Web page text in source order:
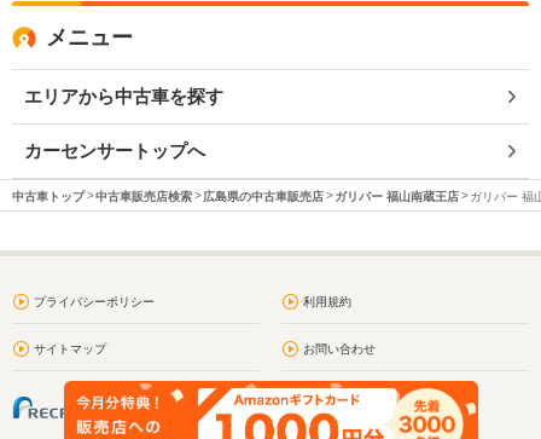
メニュー
エリアから中古車を探す
カーセンサートップへ
中古車トップ 中古車販売店検索 広島県の中古車販売店 ガリバー 福山南蔵王店 ガリバー 福
プライバシーポリシー 利用規約
サイトマップ お問い合わせ